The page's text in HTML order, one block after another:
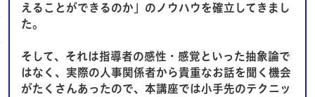
えることができるのか」のノウハウを確立してきまし
た。
そして、それは指導者の感性・感覚といった抽象論で
はなく、実際の人事関係者から貴重なお話を聞く機会
がたくさんあったので、本講座では小手先のテクニッ